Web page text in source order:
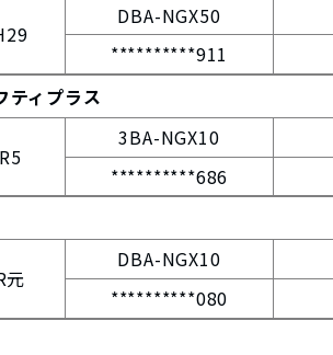
DBA-NGX50
**********911
ティプラス
R5
3BA-NGX10
**********686
元
DBA-NGX10
**********080